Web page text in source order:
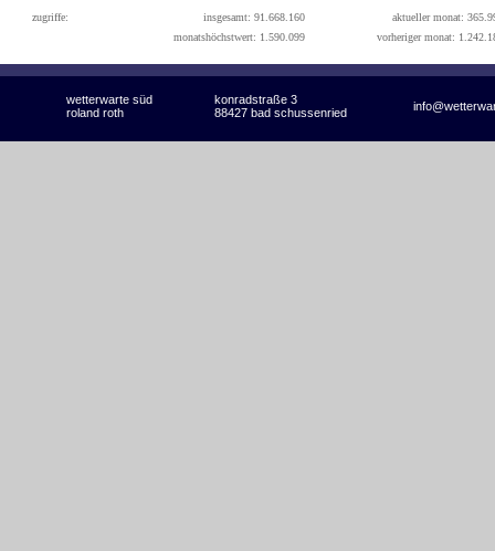
zugriffe: insgesamt: 91.668.160
aktueller monat:
monatshöchstwert: 1.590.099
vorheriger monat:
wetterwarte süd konradstraße 3
roland roth 88427 bad schussenried